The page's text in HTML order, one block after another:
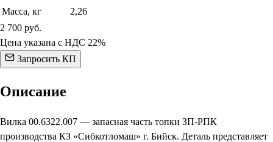
Масса, кг
2,26
2 700 руб.
Цена указана с НДС 22%
Запросить КП
Описание
Вилка 00.6322.007 — запасная часть топки ЗП-РПК
производства КЗ «Сибкотломаш» г. Бийск. Деталь представляет